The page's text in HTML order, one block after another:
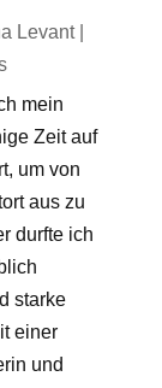
Levant|
mein
Zeit auf
um von
aus zu
durfte ich
starke
einer
und